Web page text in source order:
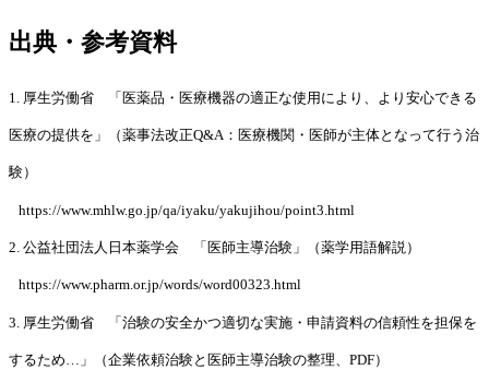
出典・参考資料
1. 厚生労働省 「医薬品・医療機器の適正な使用により、より安心できる
医療の提供を」（薬事法改正Q&A：医療機関・医師が主体となって行う治
験）
https://www.mhlw.go.jp/qa/iyaku/yakujihou/point3.html
2. 公益社団法人日本薬学会 「医師主導治験」（薬学用語解説）
https://www.pharm.or.jp/words/word00323.html
3. 厚生労働省 「治験の安全かつ適切な実施・申請資料の信頼性を担保を
するため…」（企業依頼治験と医師主導治験の整理、PDF）